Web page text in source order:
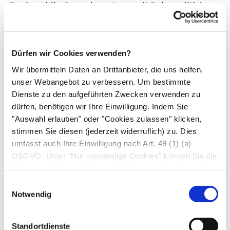
Dürfen wir Cookies verwenden?
Wir übermitteln Daten an Drittanbieter, die uns helfen,
unser Webangebot zu verbessern. Um bestimmte
Dienste zu den aufgeführten Zwecken verwenden zu
dürfen, benötigen wir Ihre Einwilligung. Indem Sie
"Auswahl erlauben" oder "Cookies zulassen" klicken,
stimmen Sie diesen (jederzeit widerruflich) zu. Dies
umfasst auch Ihre Einwilligung nach Art. 49 (1) (a)
DSGVO. Unter "Nur notwendige Cookies" können Sie die
Notwendig
Standortdienste
Eosinophile Granulomatose mit Polyangiitis)
wichtige Differenzialdiagnosen. Ähnliche
Beschwerdekombinationen wie bei der MPA
weisen auch Patient*innen mit anderen
systemischen Lupus erythematodes.
Behandlung
Eine Heilung ist bei der MPA nicht möglich.
Therapieziel ist, dieEntzündungzunächst
einzudämmen und zu einem Stillstand zu
bringen (Induktionstherapie). Dieser Zustand soll
weniger aggressiven Medikamenten – so lange